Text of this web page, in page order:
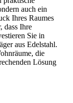
auch ein
Ihres Raumes
dass Ihre
Sie in
aus Edelstahl.
die
Lösung